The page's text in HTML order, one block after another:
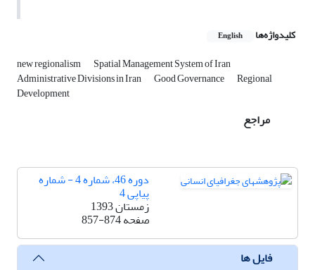
کلیدواژه‌ها English
new regionalism Spatial Management System of Iran
Administrative Divisions in Iran Good Governance Regional
Development
مراجع
دوره 46، شماره 4 - شماره
پیاپی 4
زمستان 1393
صفحه857-874
فایل ها